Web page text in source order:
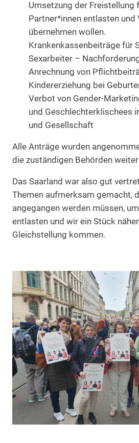
Umsetzung der Freistellung
Partner*innen entlasten
übernehmen wollen.
Krankenkassenbeiträge für
Sexarbeiter –
Anrechnung von
Kindererziehung bei
Verbot von Gender-
und Geschlechterklischees
und Gesellschaft
Alle Anträge wurden
die zuständigen Behörden
Das Saarland war also gut
Themen aufmerksam gemacht,
angegangen werden müssen,
entlasten und wir ein Stück
Gleichstellung kommen.